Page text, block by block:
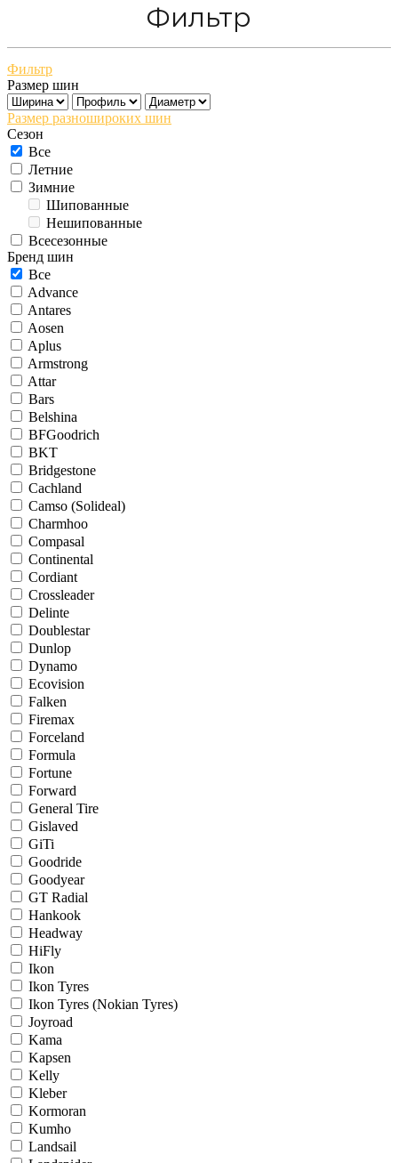
Фильтр
Фильтр
Размер шин
Размер разношироких шин
Сезон
Все
Летние
Зимние
Шипованные
Нешипованные
Всесезонные
Бренд шин
Все
Advance
Antares
Aosen
Aplus
Armstrong
Attar
Bars
Belshina
BFGoodrich
BKT
Bridgestone
Cachland
Camso (Solideal)
Charmhoo
Compasal
Continental
Cordiant
Crossleader
Delinte
Doublestar
Dunlop
Dynamo
Ecovision
Falken
Firemax
Forceland
Formula
Fortune
Forward
General Tire
Gislaved
GiTi
Goodride
Goodyear
GT Radial
Hankook
Headway
HiFly
Ikon
Ikon Tyres
Ikon Tyres (Nokian Tyres)
Joyroad
Kama
Kapsen
Kelly
Kleber
Kormoran
Kumho
Landsail